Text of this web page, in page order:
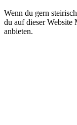
Wenn du gern
du auf dieser
anbieten.